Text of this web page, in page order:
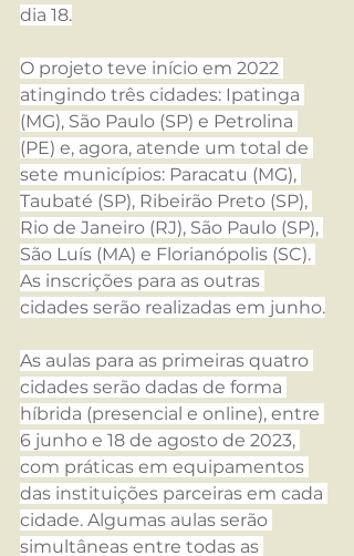
dia 18.
O projeto teve início em 2022
atingindo três cidades: Ipatinga
(MG), São Paulo (SP) e Petrolina
(PE) e, agora, atende um total de
sete municípios: Paracatu (MG),
Taubaté (SP), Ribeirão Preto (SP),
Rio de Janeiro (RJ), São Paulo (SP),
São Luís (MA) e Florianópolis (SC).
As inscrições para as outras
cidades serão realizadas em junho.
As aulas para as primeiras quatro
cidades serão dadas de forma
híbrida (presencial e online), entre
6 junho e 18 de agosto de 2023,
com práticas em equipamentos
das instituições parceiras em cada
cidade. Algumas aulas serão
simultâneas entre todas as